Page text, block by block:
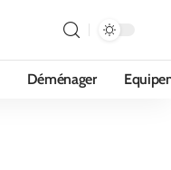
Déménager